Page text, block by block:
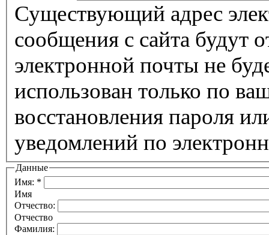
Существующий адрес
сообщения с сайта будут
электронной почты не
использован только по
восстановления пароля
уведомлений по
Данные
Имя: *
Имя
Отчество:
Отчество
Фамилия: